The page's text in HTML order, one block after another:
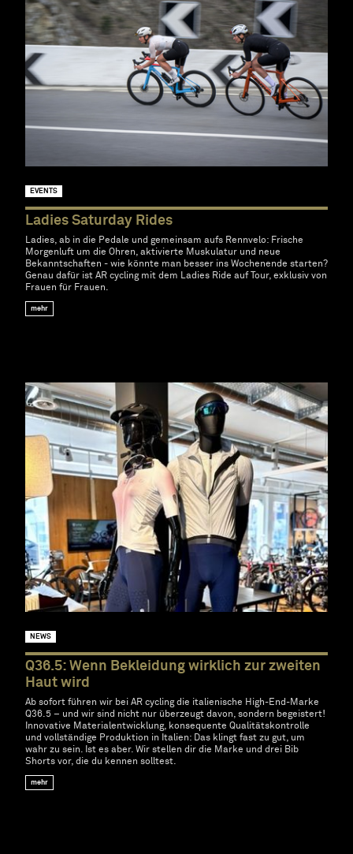
EVENTS
Ladies Saturday Rides
Ladies, ab in die Pedale und gemeinsam aufs Rennvelo: Frische
Morgenluft um die Ohren, aktivierte Muskulatur und neue
Bekanntschaften - wie könnte man besser ins Wochenende starten?
Genau dafür ist AR cycling mit dem Ladies Ride auf Tour, exklusiv von
Frauen für Frauen.
mehr
NEWS
Q36.5: Wenn Bekleidung wirklich zur zweiten
Haut wird
Ab sofort führen wir bei AR cycling die italienische High-End-Marke
Q36.5 – und wir sind nicht nur überzeugt davon, sondern begeistert!
Innovative Materialentwicklung, konsequente Qualitätskontrolle
und vollständige Produktion in Italien: Das klingt fast zu gut, um
wahr zu sein. Ist es aber. Wir stellen dir die Marke und drei Bib
Shorts vor, die du kennen solltest.
mehr